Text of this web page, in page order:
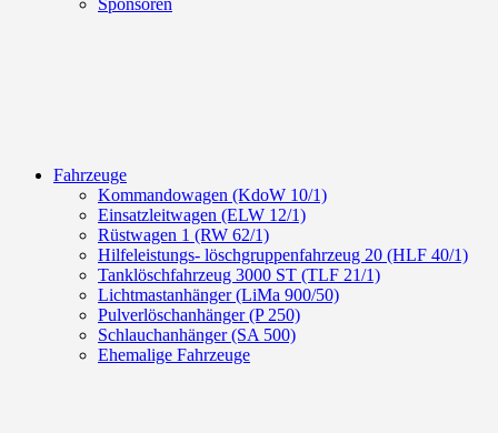
Sponsoren
Fahrzeuge
Kommandowagen (KdoW 10/1)
Einsatzleitwagen (ELW 12/1)
Rüstwagen 1 (RW 62/1)
Hilfeleistungs- löschgruppenfahrzeug 20 (HLF 40/1)
Tanklöschfahrzeug 3000 ST (TLF 21/1)
Lichtmastanhänger (LiMa 900/50)
Pulverlöschanhänger (P 250)
Schlauchanhänger (SA 500)
Ehemalige Fahrzeuge